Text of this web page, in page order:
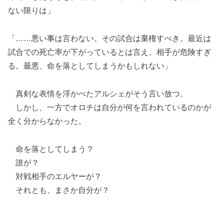
ない限りは」
「……悪い事は言わない。その試合は棄権すべき。最近は
試合での死亡率が下がっているとは言え、相手が危険すぎ
る。最悪、命を落としてしまうかもしれない」
真剣な表情を浮かべたアルシェがそう言い放つ。
しかし、一方でオロチは自分が何を言われているのかが
全く分からなかった。
命を落としてしまう？
誰が？
対戦相手のエルヤーが？
それとも、まさか自分が？